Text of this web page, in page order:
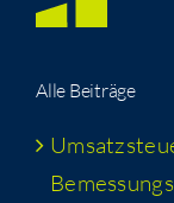
Alle Bei­trä­ge